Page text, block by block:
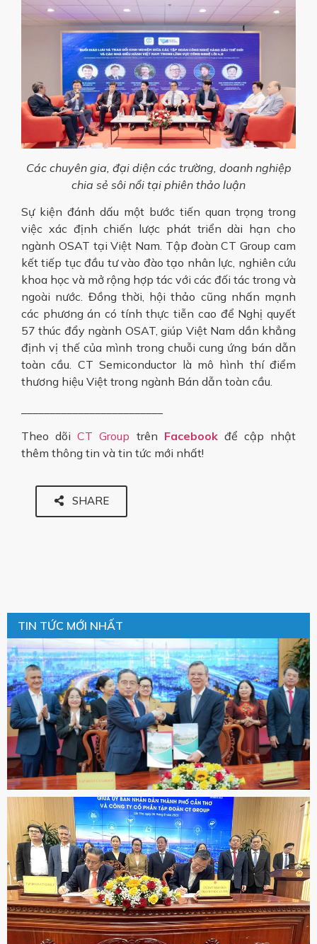
Các chuyên gia, đại diện các trường, doanh nghiệp
chia sẻ sôi nổi tại phiên thảo luận
Sự kiện đánh dấu một bước tiến quan trọng trong
việc xác định chiến lược phát triển dài hạn cho
ngành OSAT tại Việt Nam. Tập đoàn CT Group cam
kết tiếp tục đầu tư vào đào tạo nhân lực, nghiên cứu
khoa học và mở rộng hợp tác với các đối tác trong và
ngoài nước. Đồng thời, hội thảo cũng nhấn mạnh
các phương án có tính thực tiễn cao để Nghị quyết
57 thúc đẩy ngành OSAT, giúp Việt Nam dần khẳng
định vị thế của mình trong chuỗi cung ứng bán dẫn
toàn cầu. CT Semiconductor là mô hình thí điểm
thương hiệu Việt trong ngành Bán dẫn toàn cầu.
Theo dõiCT Group trên Facebookđể cập nhật
thêm thông tin và tin tức mới nhất!
SHARE
TIN TỨC MỚI NHẤT